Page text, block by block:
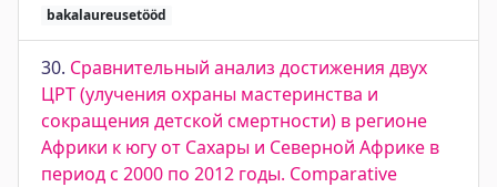
bakalaureusetööd
30. Сравнительный анализ достижения двух
ЦРТ (улучения охраны мастеринства и
сокращения детской смертности) в регионе
Африки к югу от Сахары и Северной Африке в
период с 2000 по 2012 годы. Comparative